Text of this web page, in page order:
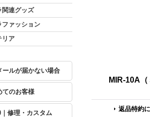
関連グッズ
ファッション
リア
ールが届かない場合
てのお客様
修理・カスタム
MIR-10A
返品特約